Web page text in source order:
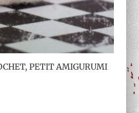
PETIT AMIGURUMI